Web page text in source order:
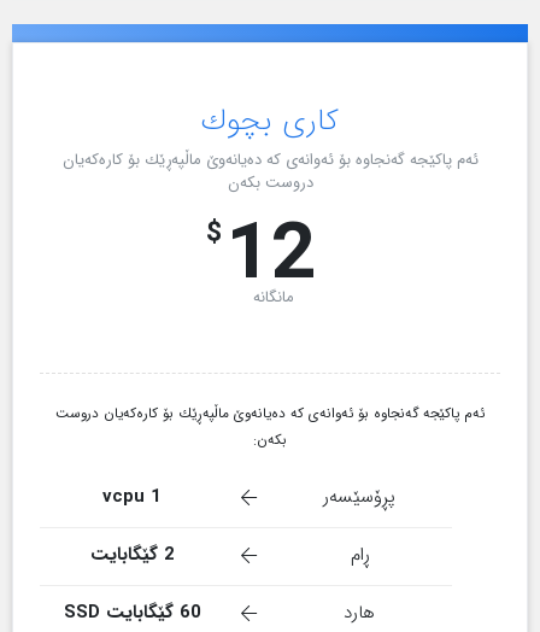
کاری بچوك
ئەم پاکێجە گەنجاوە بۆ ئەوانەی کە دەیانەوێ ماڵپەڕێك بۆ کارەکەیان
دروست بکەن
$ 12
مانگانە
ئەم پاکێجە گەنجاوە بۆ ئەوانەی کە دەیانەوێ ماڵپەڕێك بۆ کارەکەیان دروست
بکەن:
پڕۆسێسەر
1 vcpu
ڕام
2 گێگابایت
هارد
60 گێگابایت SSD